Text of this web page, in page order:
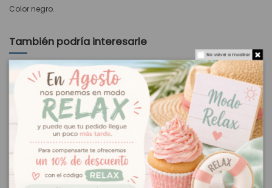
Color negro.
También podría interesarle
No volver a mostrar